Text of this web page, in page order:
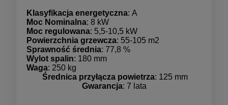
Klasyfikacja energetyczna: A
Moc Nominalna: 8 kW
Moc regulowana: 5,5-10,5 kW
Powierzchnia grzewcza: 55-105 m2
Sprawność średnia: 77,8 %
Wylot spalin: 180 mm
Waga: 250 kg
Średnica przyłącza powietrza: 125 mm
Gwarancja: 7 lata